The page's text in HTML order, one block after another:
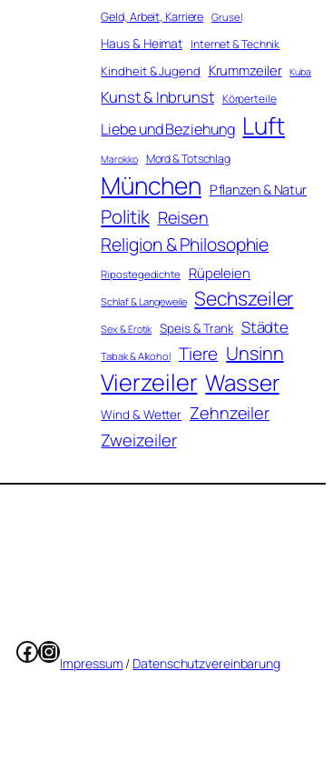
Geld, Arbeit, Karriere Grusel
Haus & Heimat Internet & Technik
Kindheit & Jugend Krummzeiler Kuba
Kunst & Inbrunst Körperteile
Liebe und Beziehung Luft
Marokko Mord & Totschlag
München Pflanzen & Natur
Politik Reisen
Religion & Philosophie
Ripostegedichte Rüpeleien
Schlaf & Langeweile Sechszeiler
Sex & Erotik Speis & Trank Städte
Tabak & Alkohol Tiere Unsinn
Vierzeiler Wasser
Wind & Wetter Zehnzeiler
Zweizeiler
Facebook
Instagram
Impressum / Datenschutzvereinbarung